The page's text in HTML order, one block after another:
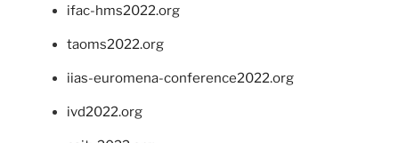
ifac-hms2022.org
taoms2022.org
iias-euromena-conference2022.org
ivd2022.org